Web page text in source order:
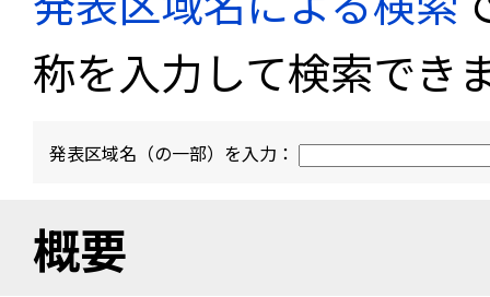
称を入力して検索でき
発表区域名（の一部）を入力：
概要